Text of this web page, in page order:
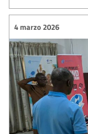
4 marzo 2026